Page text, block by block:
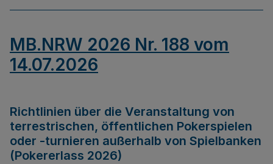
MB.NRW 2026 Nr. 188 vom
14.07.2026
Richtlinien über die Veranstaltung von
terrestrischen, öffentlichen Pokerspielen
oder -turnieren außerhalb von Spielbanken
(Pokererlass 2026)